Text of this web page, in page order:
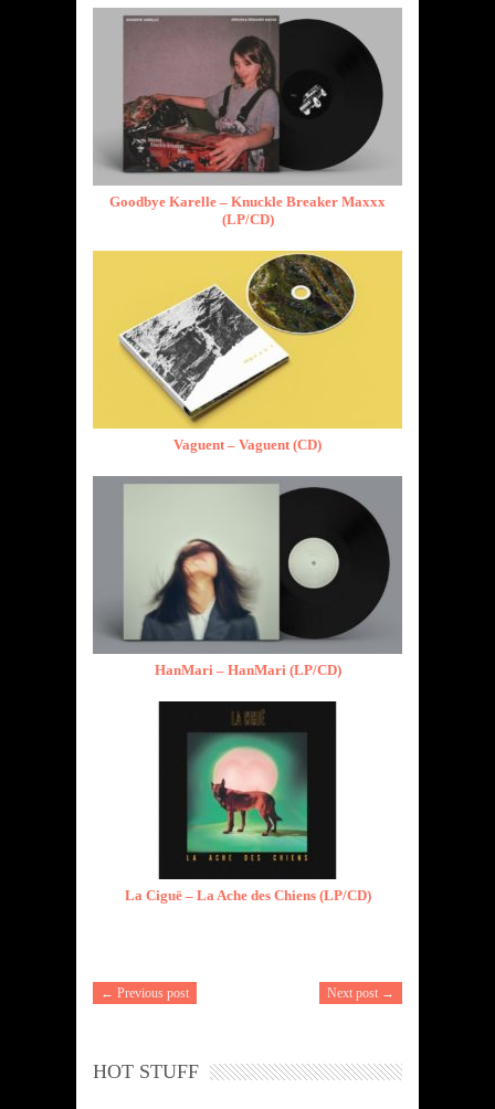
Goodbye Karelle – Knuckle Breaker Maxxx
(LP/CD)
Vaguent – Vaguent (CD)
HanMari – HanMari (LP/CD)
La Ciguë – La Ache des Chiens (LP/CD)
← Previous post Next post →
HOT STUFF